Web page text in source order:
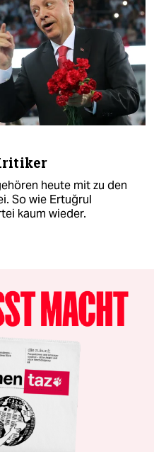
heute mit zu den
So wie Ertuğrul
kaum wieder.